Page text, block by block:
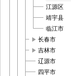
江源区
靖宇县
临江市
play_arrow 长春市
play_arrow 吉林市
辽源市
四平市